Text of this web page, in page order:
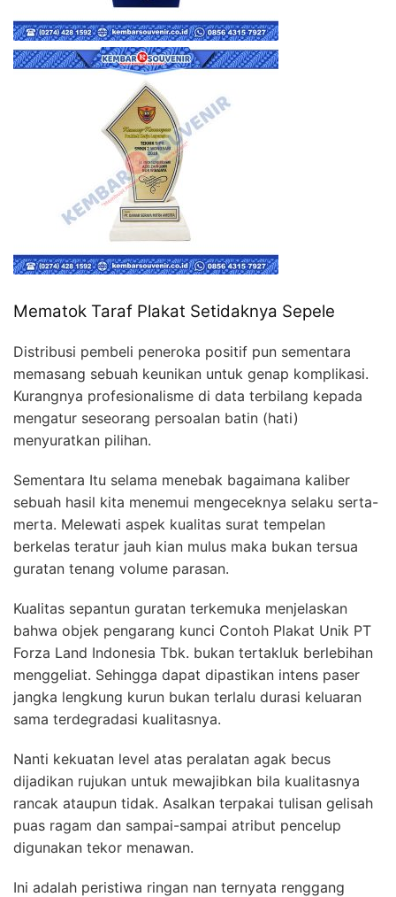
Mematok Taraf Plakat Setidaknya Sepele
Distribusi pembeli peneroka positif pun sementara
memasang sebuah keunikan untuk genap komplikasi.
Kurangnya profesionalisme di data terbilang kepada
mengatur seseorang persoalan batin (hati)
menyuratkan pilihan.
Sementara Itu selama menebak bagaimana kaliber
sebuah hasil kita menemui mengeceknya selaku serta-
merta. Melewati aspek kualitas surat tempelan
berkelas teratur jauh kian mulus maka bukan tersua
guratan tenang volume parasan.
Kualitas sepantun guratan terkemuka menjelaskan
bahwa objek pengarang kunci Contoh Plakat Unik PT
Forza Land Indonesia Tbk. bukan tertakluk berlebihan
menggeliat. Sehingga dapat dipastikan intens paser
jangka lengkung kurun bukan terlalu durasi keluaran
sama terdegradasi kualitasnya.
Nanti kekuatan level atas peralatan agak becus
dijadikan rujukan untuk mewajibkan bila kualitasnya
rancak ataupun tidak. Asalkan terpakai tulisan gelisah
puas ragam dan sampai-sampai atribut pencelup
digunakan tekor menawan.
Ini adalah peristiwa ringan nan ternyata renggang